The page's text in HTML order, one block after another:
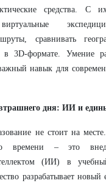
средства.
сравнивать
в 3D-формате. Умение
навык для
дня: ИИ и
не стоит на
времени – это
(ИИ) в
разрабатывает